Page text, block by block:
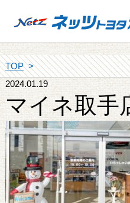
TOP
2024.01.19
マイネ取手